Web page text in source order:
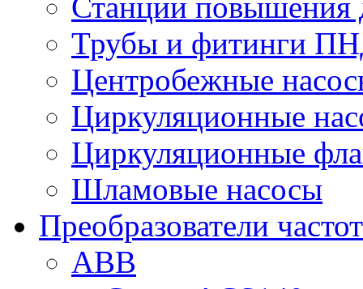
Трубы и фитинги
Центробежные
Циркуляционные
Циркуляционные
Шламовые насосы
Преобразователи
ABB